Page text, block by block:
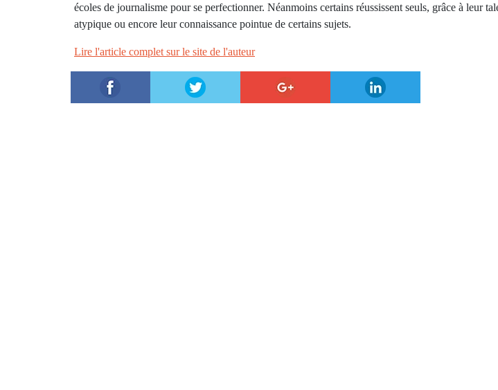
écoles de journalisme pour se perfectionner. Néanmoins certains réussissent seuls, grâce à leur
atypique ou encore leur connaissance pointue de certains sujets.
Lire l'article complet sur le site de l'auteur